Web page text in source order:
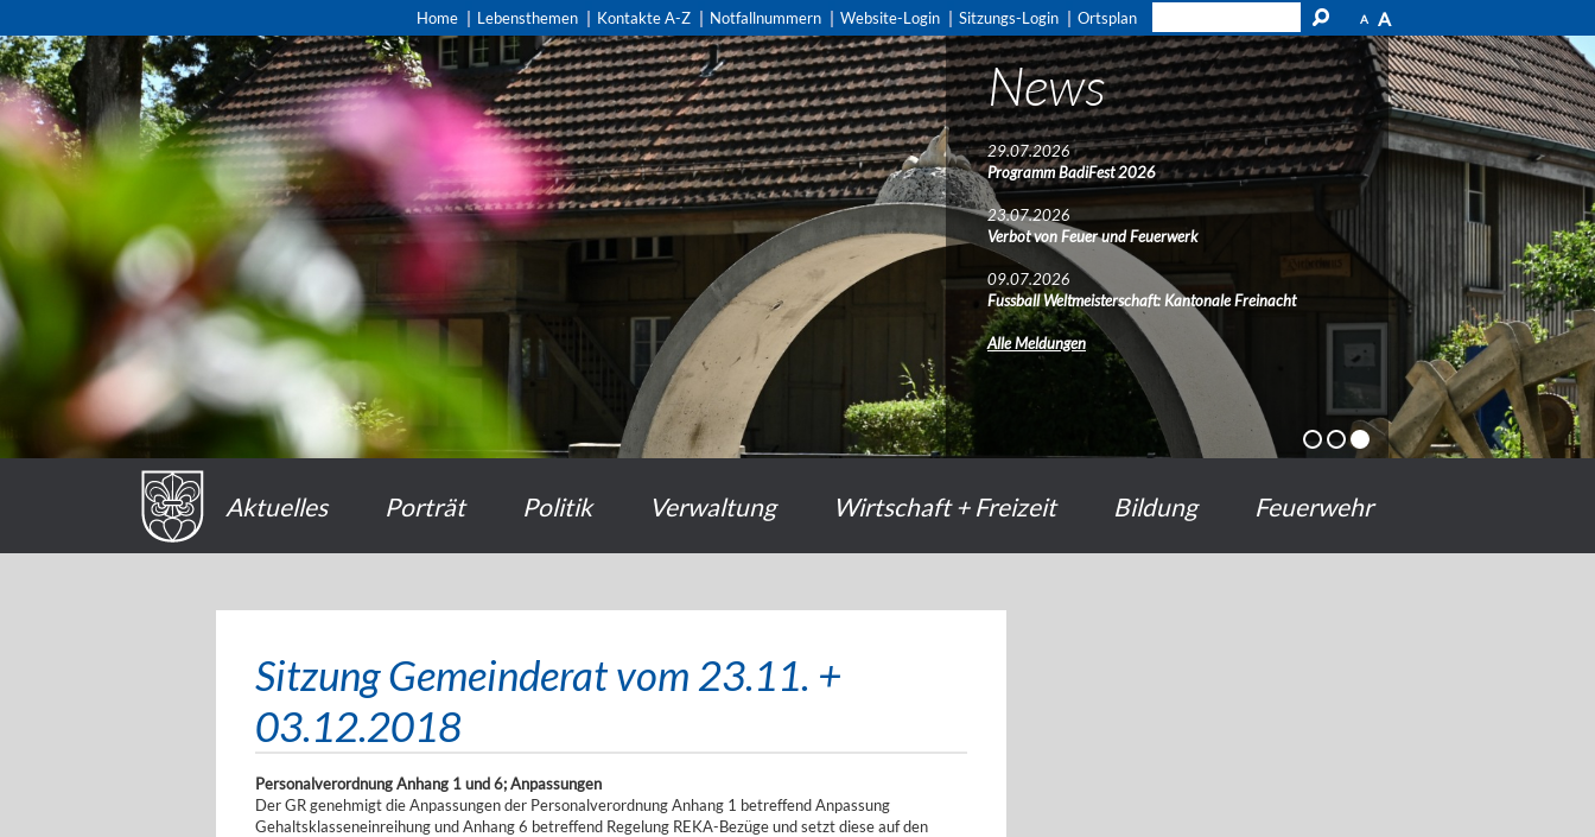
A A
Home Lebensthemen Kontakte A-Z Notfallnummern Website-Login Sitzungs-Login Ortsplan
News
29.07.2026
Programm BadiFest 2026
23.07.2026
Verbot von Feuer und Feuerwerk
09.07.2026
Fussball Weltmeisterschaft: Kantonale Freinacht
Alle Meldungen
Aktuelles Porträt Politik Verwaltung Wirtschaft + Freizeit Bildung Feuerwehr
Sitzung Gemeinderat vom 23.11. +
03.12.2018
Personalverordnung Anhang 1 und 6; Anpassungen
Der GR genehmigt die Anpassungen der Personalverordnung Anhang 1 betreffend Anpassung
Gehaltsklasseneinreihung und Anhang 6 betreffend Regelung REKA-Bezüge und setzt diese auf den